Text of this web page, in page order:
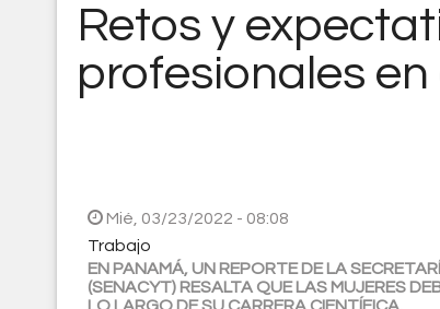
Retos y
profesionales
Mié, 03/23/2022 - 08:08
Trabajo
EN PANAMÁ, UN REPORTE DE LA
(SENACYT) RESALTA QUE LAS MUJERES